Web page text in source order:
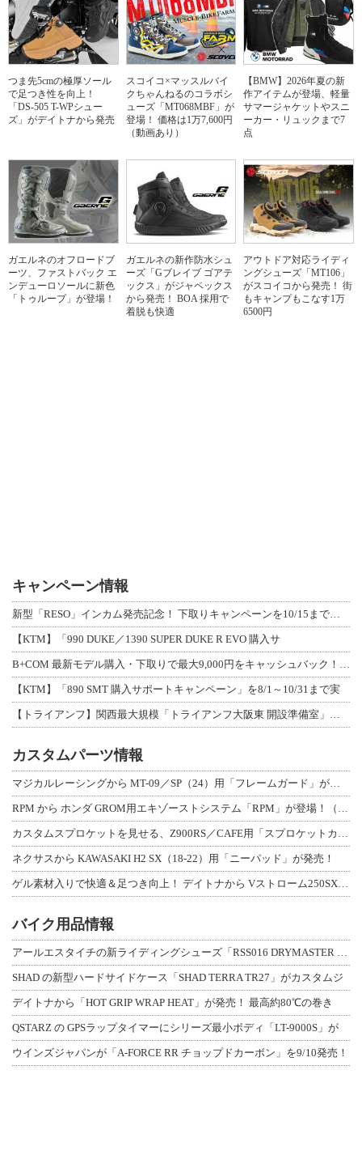
つま先5cmの極厚ソール
で足つき性を向上！
「DS-505 T-WPシュー
ズ」がデイトナから発売
スコイコ×マッスルバイ
クちゃんねるのコラボシ
ューズ「MT068MBF」が
登場！ 価格は1万7,600円
（動画あり）
【BMW】2026年夏の新
作アイテムが登場、軽量
サマージャケットやスニ
ーカー・リュックまで7
点
ガエルネのオフロードブ
ーツ、ファストバック エ
ンデューロソールに新色
「トゥループ」が登場！
ガエルネの新作防水シュ
ーズ「Gブレイブ ゴアテ
ックス」がジャペックス
から発売！ BOA 採用で
着脱も快適
アウトドア対応ライディ
ングシューズ「MT106」
がスコイコから発売！ 街
もキャンプもこなす1万
6500円
キャンペーン情報
【KTM】「990 DUKE／1390 SUPER DUKE R EVO 購入サ
【KTM】「890 SMT 購入サポートキャンペーン」を8/1～10/31まで実
カスタムパーツ情報
ネクサスから KAWASAKI H2 SX（18-22）用「ニーパッド」が発売！
バイク用品情報
SHAD の新型ハードサイドケース「SHAD TERRA TR27」がカスタムジ
デイトナから「HOT GRIP WRAP HEAT」が発売！ 最高約80℃の巻き
QSTARZ の GPSラップタイマーにシリーズ最小ボディ「LT-9000S」が
ウインズジャパンが「A-FORCE RR チョップドカーボン」を9/10発売！